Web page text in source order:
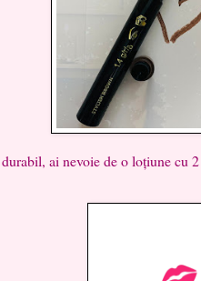
ai nevoie de o loțiune cu 2